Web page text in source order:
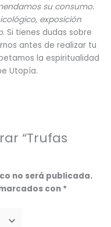
su consumo.
exposición
. Si tienes dudas sobre
antes de realizar tu
la espiritualidad
Utopía.
“Trufas
no será publicada.
con *